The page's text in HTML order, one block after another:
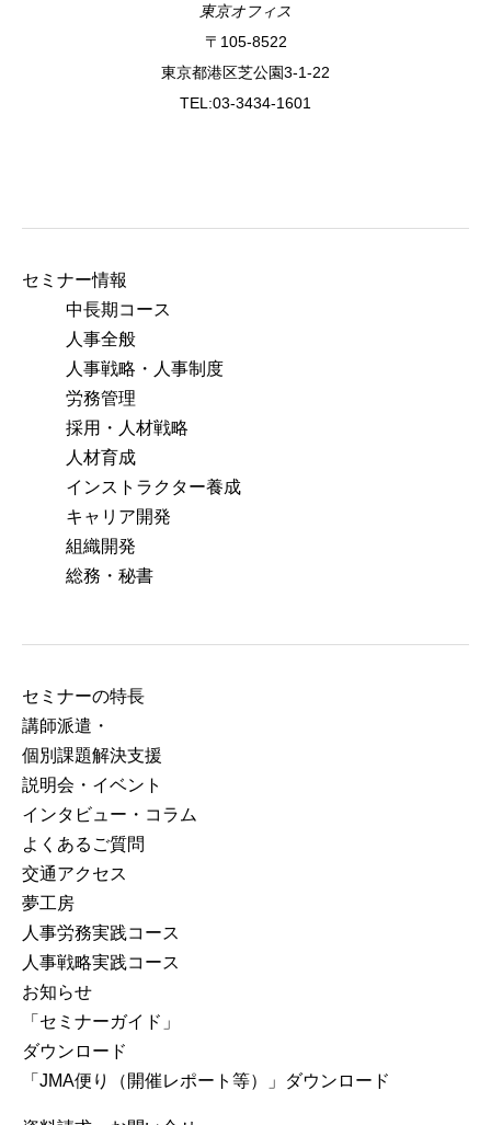
東京オフィス
〒105-8522
東京都港区芝公園3-1-22
TEL:03-3434-1601
セミナー情報
中長期コース
人事全般
人事戦略・人事制度
労務管理
採用・人材戦略
人材育成
インストラクター養成
キャリア開発
組織開発
総務・秘書
セミナーの特⻑
講師派遣・
個別課題解決支援
説明会・イベント
インタビュー・コラム
よくあるご質問
交通アクセス
夢工房
人事労務実践コース
人事戦略実践コース
お知らせ
「セミナーガイド」
ダウンロード
「JMA便り（開催レポート等）」ダウンロード